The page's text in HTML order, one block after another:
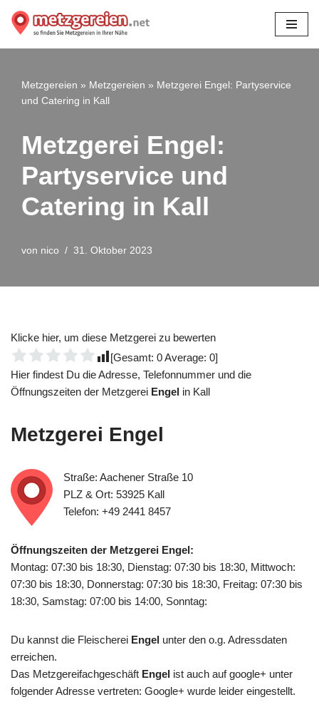
Zum
Metzgereien » Metzgereien » Metzgerei Engel: Partyservice
und Catering in Kall
Metzgerei Engel:
Partyservice und
Catering in Kall
von nico 31. Oktober 2023
Klicke hier, um diese Metzgerei zu bewerten
[Gesamt: 0Average: 0]
Hier findest Du die Adresse, Telefonnummer und die
Öffnungszeiten der Metzgerei Engel in Kall
Metzgerei Engel
Straße: Aachener Straße 10
PLZ & Ort: 53925 Kall
Telefon: +49 2441 8457
Öffnungszeiten der Metzgerei Engel:
Montag: 07:30 bis 18:30, Dienstag: 07:30 bis 18:30, Mittwoch:
07:30 bis 18:30, Donnerstag: 07:30 bis 18:30, Freitag: 07:30 bis
18:30, Samstag: 07:00 bis 14:00, Sonntag:
Du kannst die Fleischerei Engel unter den o.g. Adressdaten
erreichen.
Das Metzgereifachgeschäft Engel ist auch auf google+ unter
folgender Adresse vertreten: Google+ wurde leider eingestellt.